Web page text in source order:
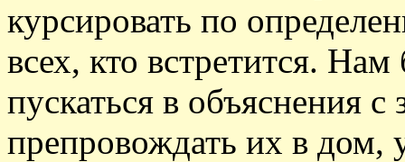
курсировать по
всех, кто встретится.
пускаться в объяснения
препровождать их в дом,